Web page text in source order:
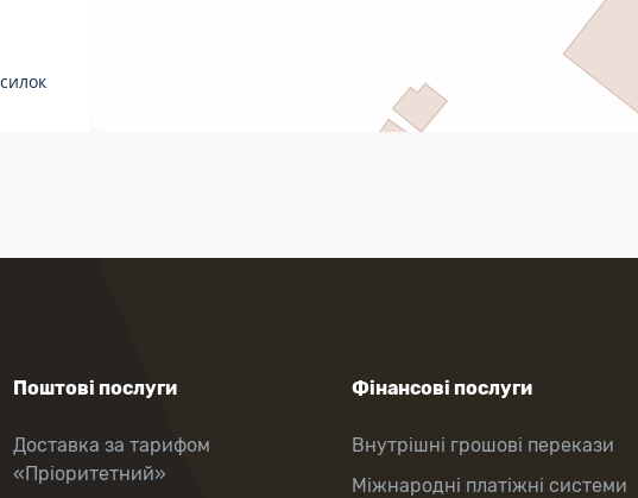
Поштові послуги
Доставка за тарифом
«Пріоритетний»
Фінансові послуги
Внутрішні грошові перекази
Міжнародні платіжні системи